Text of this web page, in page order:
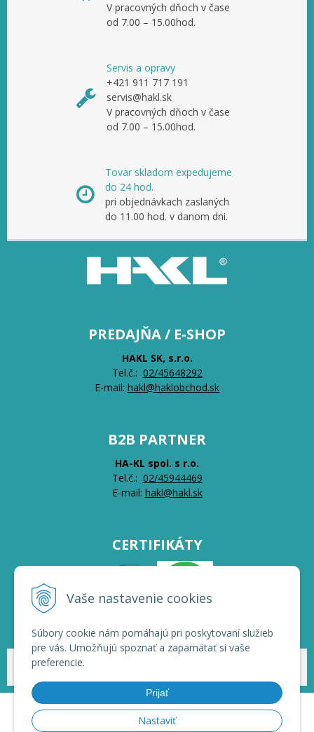
Vaše nastavenie cookies
Súbory cookie nám pomáhajú pri poskytovaní služieb
pre vás. Umožňujú spoznať a zapamätať si vaše
preferencie.
Prijať
Nastaviť
V pracovných dňoch v čase
od 7.00 – 15.00hod.
Servis a opravy
+421 911 717 191
servis@hakl.sk
V pracovných dňoch v čase
od 7.00 – 15.00hod.
Tovar skladom expedujeme
do 24 hod.
pri objednávkach zaslaných
do 11.00 hod. v danom dni.
PREDAJŇA / E-SHOP
HAKL SK, s.r.o.
Tel.č.: 02/45648292
E-mail: hakl@haklobchod.sk
B2B PARTNER
HA-KL spol. s r.o.
Tel.č.: 02/45944469
E-mail: hakl@hakl.sk
CERTIFIKÁTY
© 2026 HAKL | Veľkoobchod •